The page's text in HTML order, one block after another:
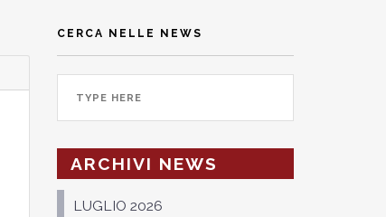
CERCA NELLE NEWS
ARCHIVI NEWS
LUGLIO 2026